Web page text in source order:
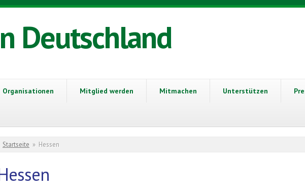
Deutschland
Organisationen Mitglied werden Mitmachen Unterstützen
Sie sind hier
Startseite » Hessen